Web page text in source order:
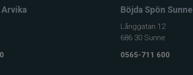
Arvika Böjda Spön Sunne
Långgatan 12
686 30 Sunne
0565-711 600